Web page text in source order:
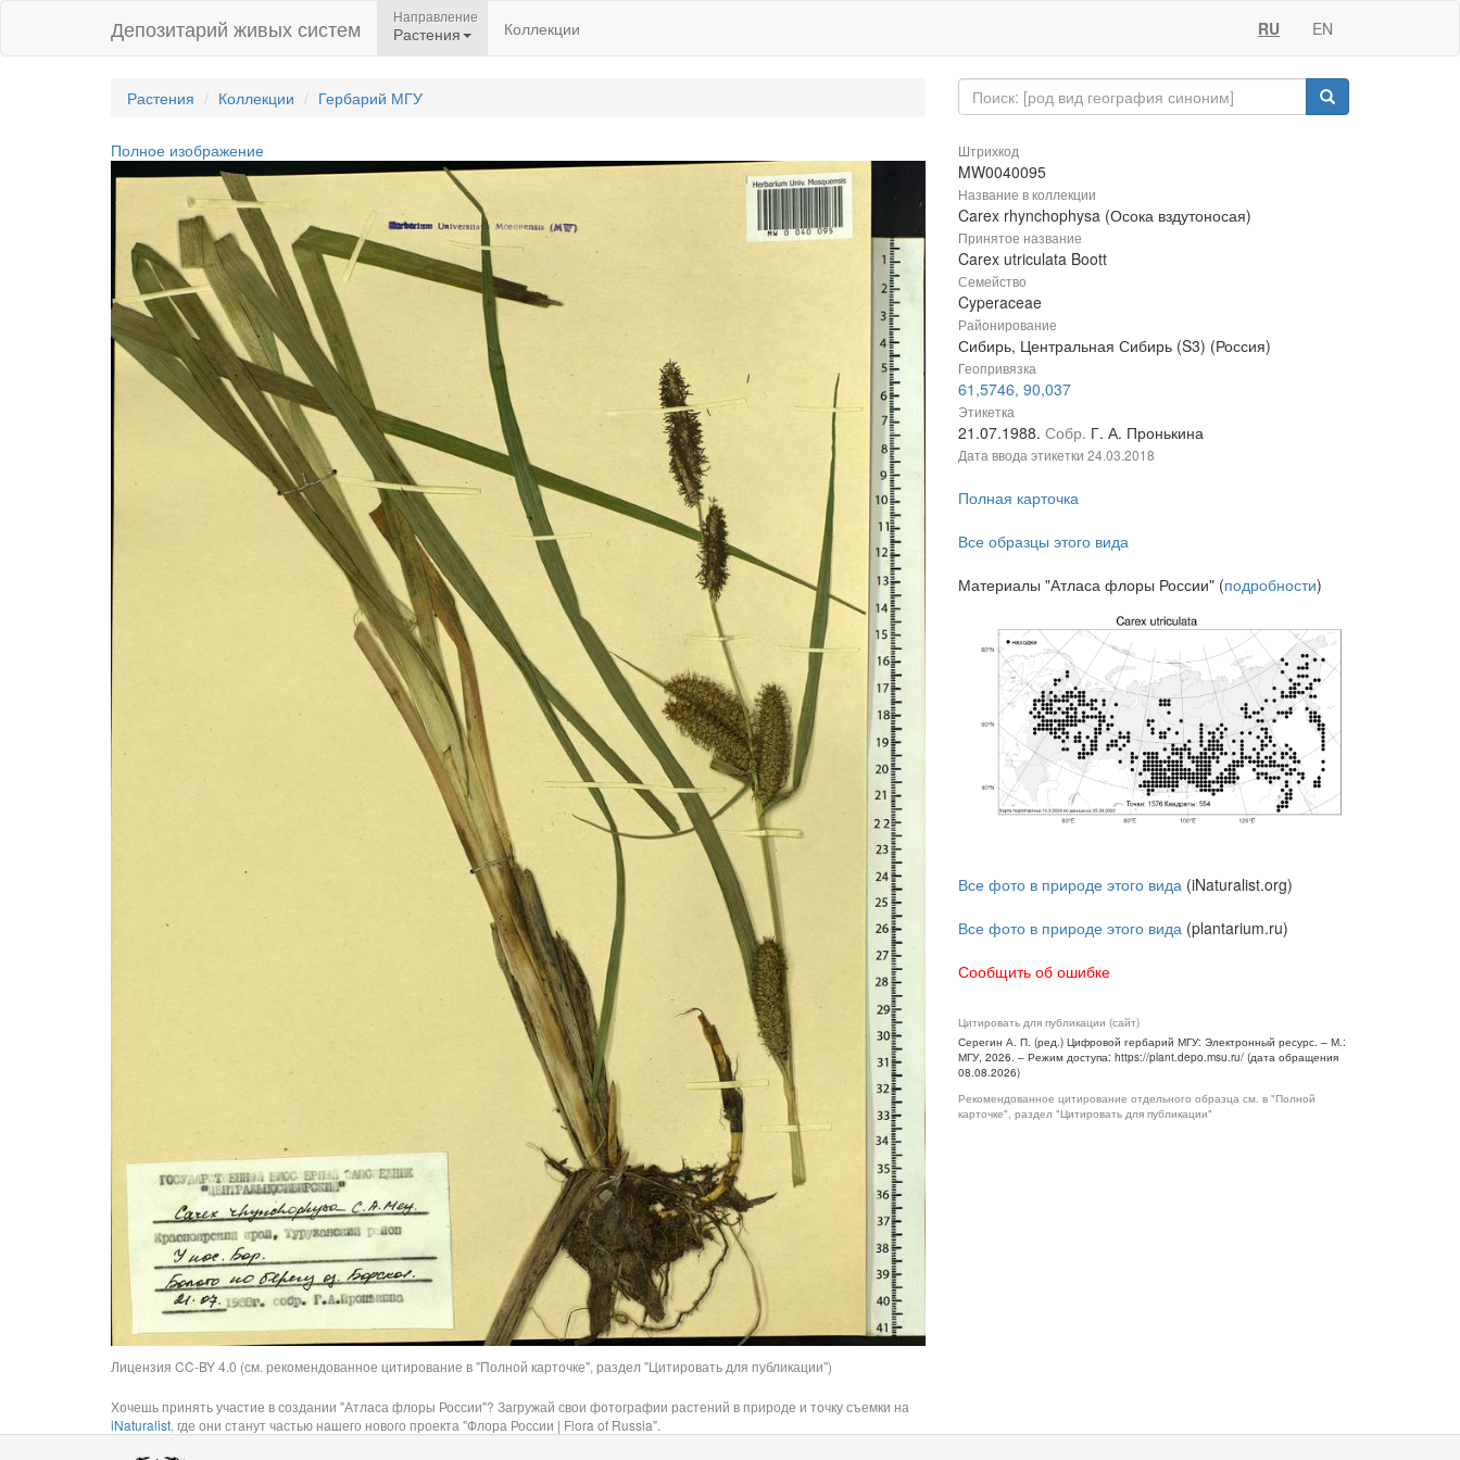
Депозитарий живых систем Направление
Растения Коллекции RU EN
Растения Коллекции Гербарий МГУ
Полное изображение
Лицензия CC-BY 4.0 (см. рекомендованное цитирование в "Полной карточке", раздел "Цитировать для публикации")
Хочешь принять участие в создании "Атласа флоры России"? Загружай свои фотографии растений в природе и точку съемки на
iNaturalist, где они станут частью нашего нового проекта "Флора России | Flora of Russia".
Штрихкод
MW0040095
Название в коллекции
Carex rhynchophysa (Осока вздутоносая)
Принятое название
Carex utriculata Boott
Семейство
Cyperaceae
Районирование
Сибирь, Центральная Сибирь (S3) (Россия)
Геопривязка
61,5746, 90,037
Этикетка
21.07.1988. Собр. Г. А. Пронькина
Дата ввода этикетки 24.03.2018
Полная карточка
Все образцы этого вида
Материалы "Атласа флоры России" (подробности)
Все фото в природе этого вида (iNaturalist.org)
Все фото в природе этого вида (plantarium.ru)
Сообщить об ошибке
Цитировать для публикации (сайт)
Серегин А. П. (ред.) Цифровой гербарий МГУ: Электронный ресурс. – М.:
МГУ, 2026. – Режим доступа: https://plant.depo.msu.ru/ (дата обращения
08.08.2026)
Рекомендованное цитирование отдельного образца см. в "Полной
карточке", раздел "Цитировать для публикации"